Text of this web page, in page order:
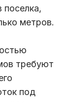
метров.
требуют
под